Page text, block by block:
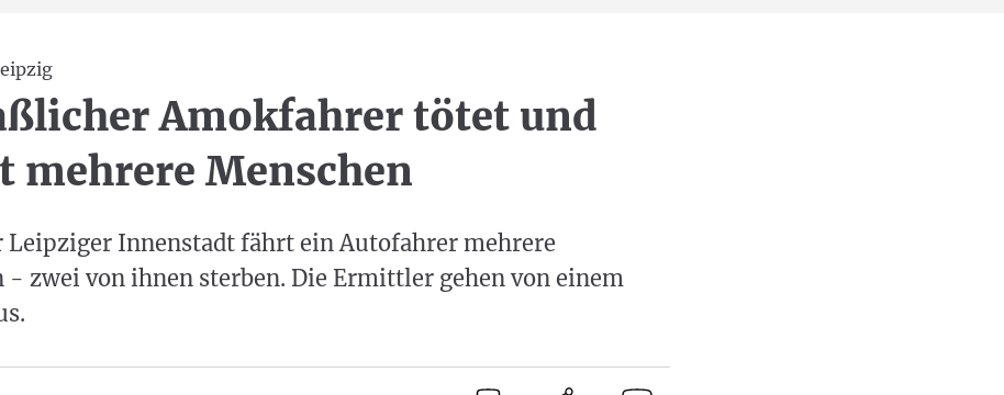
Amokfahrer tötet und
mehrere Menschen
Innenstadt fährt ein Autofahrer mehrere
- zwei von ihnen sterben. Die Ermittler gehen von einem